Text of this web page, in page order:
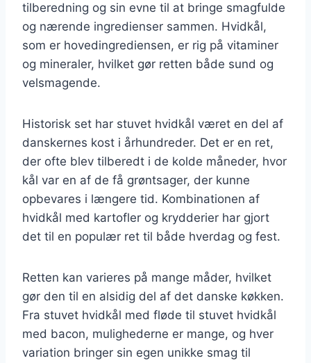
tilberedning og sin evne til at bringe smagfulde
og nærende ingredienser sammen. Hvidkål,
som er hovedingrediensen, er rig på vitaminer
og mineraler, hvilket gør retten både sund og
velsmagende.
Historisk set har stuvet hvidkål været en del af
danskernes kost i århundreder. Det er en ret,
der ofte blev tilberedt i de kolde måneder, hvor
kål var en af de få grøntsager, der kunne
opbevares i længere tid. Kombinationen af
hvidkål med kartofler og krydderier har gjort
det til en populær ret til både hverdag og fest.
Retten kan varieres på mange måder, hvilket
gør den til en alsidig del af det danske køkken.
Fra stuvet hvidkål med fløde til stuvet hvidkål
med bacon, mulighederne er mange, og hver
variation bringer sin egen unikke smag til